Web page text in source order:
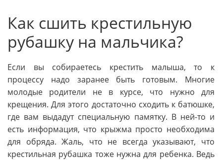
Как сшить крестильную
рубашку на мальчика?
Если вы собираетесь крестить малыша, то к
процессу надо заранее быть готовым. Многие
молодые родители не в курсе, что нужно для
крещения. Для этого достаточно сходить к батюшке,
где вам выдадут специальную памятку. В ней-то и
есть информация, что крыжма просто необходима
для обряда. Жаль, что не всегда указывают, что
крестильная рубашка тоже нужна для ребенка. Ведь